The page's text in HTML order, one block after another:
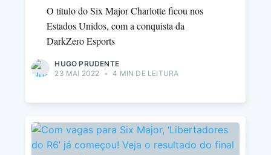
O título do Six Major Charlotte ficou nos
Estados Unidos, com a conquista da
DarkZero Esports
HUGO PRUDENTE
23 MAI 2022 • 4 MIN DE LEITURA